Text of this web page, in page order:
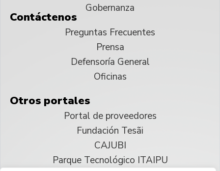
Gobernanza
Contáctenos
Preguntas Frecuentes
Prensa
Defensoría General
Oficinas
Otros portales
Portal de proveedores
Fundación Tesãi
CAJUBI
Parque Tecnológico ITAIPU